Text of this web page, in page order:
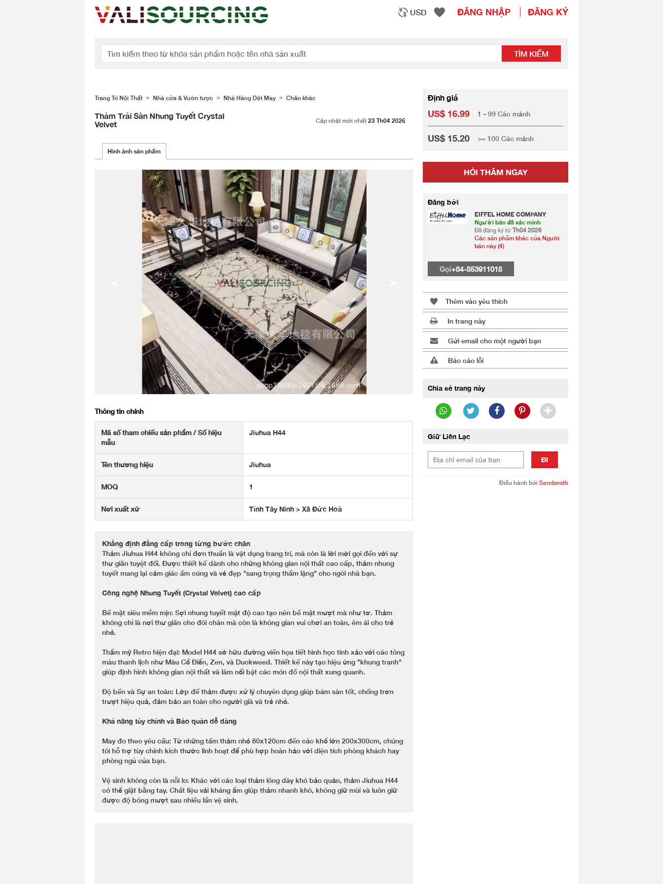
USD ĐĂNG NHẬP ĐĂNG KÝ
TÌM KIẾM
Trang Trí Nội Thất > Nhà cửa & Vườn tược > Nhà Hàng Dệt May > Chăn khác
Thảm Trải Sàn Nhung Tuyết Crystal
Velvet
Cập nhật mới nhất 23 Th04 2026
Hình ảnh sản phẩm
Thông tin chính
Mã số tham chiếu sản phẩm / Số hiệu
mẫu
Jiuhua H44
Tên thương hiệu Jiuhua
MOQ 1
Nơi xuất xứ Tỉnh Tây Ninh > Xã Đức Hoà
Khẳng định đẳng cấp trong từng bước chân
Thảm Jiuhua H44 không chỉ đơn thuần là vật dụng trang trí, mà còn là lời mời gọi đến với sự
thư giãn tuyệt đối. Được thiết kế dành cho những không gian nội thất cao cấp, thảm nhung
tuyết mang lại cảm giác ấm cúng và vẻ đẹp "sang trọng thầm lặng" cho ngôi nhà bạn.
Công nghệ Nhung Tuyết (Crystal Velvet) cao cấp
Bề mặt siêu mềm mịn: Sợi nhung tuyết mật độ cao tạo nên bề mặt mượt mà như tơ. Thảm
không chỉ là nơi thư giãn cho đôi chân mà còn là không gian vui chơi an toàn, êm ái cho trẻ
nhỏ.
Thẩm mỹ Retro hiện đại: Model H44 sở hữu đường viền họa tiết hình học tinh xảo với các tông
màu thanh lịch như Màu Cổ Điển, Zen, và Duckweed. Thiết kế này tạo hiệu ứng "khung tranh"
giúp định hình không gian nội thất và làm nổi bật các món đồ nội thất xung quanh.
Độ bền và Sự an toàn: Lớp đế thảm được xử lý chuyên dụng giúp bám sàn tốt, chống trơn
trượt hiệu quả, đảm bảo an toàn cho người già và trẻ nhỏ.
Khả năng tùy chỉnh và Bảo quản dễ dàng
May đo theo yêu cầu: Từ những tấm thảm nhỏ 80x120cm đến các khổ lớn 200x300cm, chúng
tôi hỗ trợ tùy chỉnh kích thước linh hoạt để phù hợp hoàn hảo với diện tích phòng khách hay
phòng ngủ của bạn.
Vệ sinh không còn là nỗi lo: Khác với các loại thảm lông dày khó bảo quản, thảm Jiuhua H44
có thể giặt bằng tay. Chất liệu vải kháng ẩm giúp thảm nhanh khô, không giữ mùi và luôn giữ
được độ bóng mượt sau nhiều lần vệ sinh.
Định giá
US$ 16.99 1 - 99 Các mảnh
US$ 15.20 >= 100 Các mảnh
HỎI THĂM NGAY
Đăng bởi
EIFFEL HOME COMPANY
Người bán đã xác minh
Đã đăng ký từ Th04 2026
Các sản phẩm khác của Người
bán này (4)
Gọi+84-853911018
Thêm vào yêu thích
In trang này
Gửi email cho một người bạn
Báo cáo lỗi
Chia sẻ trang này
Giữ Liên Lạc
ĐI
Điều hành bởi Sendsmith